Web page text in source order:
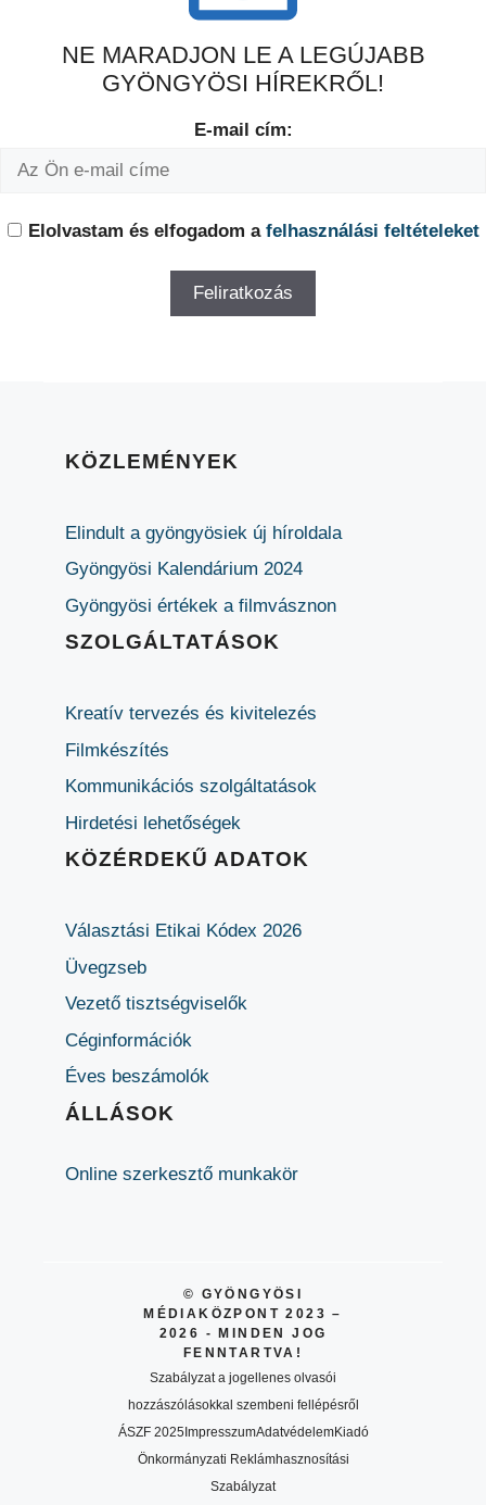
NE MARADJON LE A LEGÚJABB
GYÖNGYÖSI HÍREKRŐL!
E-mail cím:
Elolvastam és elfogadom a felhasználási feltételeket
KÖZLEMÉNYEK
Elindult a gyöngyösiek új híroldala
Gyöngyösi Kalendárium 2024
Gyöngyösi értékek a filmvásznon
SZOLGÁLTATÁSOK
Kreatív tervezés és kivitelezés
Filmkészítés
Kommunikációs szolgáltatások
Hirdetési lehetőségek
KÖZÉRDEKŰ ADATOK
Választási Etikai Kódex 2026
Üvegzseb
Vezető tisztségviselők
Céginformációk
Éves beszámolók
ÁLLÁSOK
Online szerkesztő munkakör
© GYÖNGYÖSI
MÉDIAKÖZPONT 2023 –
2026 - MINDEN JOG
FENNTARTVA!
Szabályzat a jogellenes olvasói
hozzászólásokkal szembeni fellépésről
ÁSZF 2025ImpresszumAdatvédelemKiadó
Önkormányzati Reklámhasznosítási
Szabályzat